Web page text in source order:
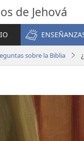
de Jehová
sobre la Biblia